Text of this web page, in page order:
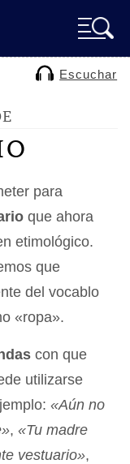
Escuchar
para
que ahora
etimológico.
que
del vocablo
«ropa».
con que
utilizarse
«Aún no
, «Tu madre
vestuario»,